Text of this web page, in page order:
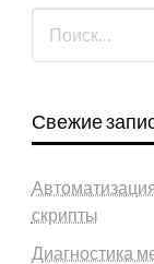
Свежие
скрипты
Диагностика